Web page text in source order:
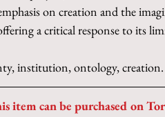
on creation and the
a critical response to its
institution, ontology, creation.
item can be purchased on